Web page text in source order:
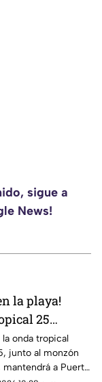
sigue a
News!
la playa!
25
lluvias
y tormentas
Vallarta
la onda tropical
junto al monzón
mantendrá a Puerto